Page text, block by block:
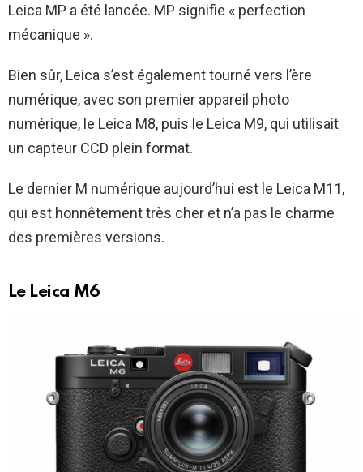
Leica MP a été lancée. MP signifie « perfection
mécanique ».
Bien sûr, Leica s’est également tourné vers l’ère
numérique, avec son premier appareil photo
numérique, le Leica M8, puis le Leica M9, qui utilisait
un capteur CCD plein format.
Le dernier M numérique aujourd’hui est le Leica M11,
qui est honnêtement très cher et n’a pas le charme
des premières versions.
Le Leica M6